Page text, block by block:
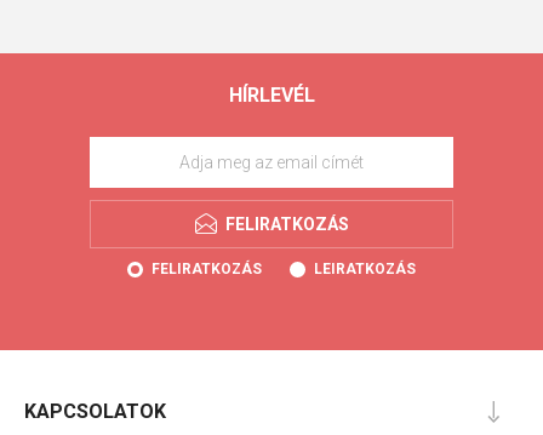
HÍRLEVÉL
FELIRATKOZÁS
FELIRATKOZÁS LEIRATKOZÁS
KAPCSOLATOK